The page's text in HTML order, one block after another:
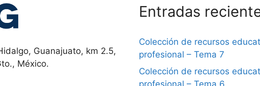
Guanajuato, km 2.5,
México.
Entradas
Colección de recursos
profesional – Tema 7
Colección de recursos